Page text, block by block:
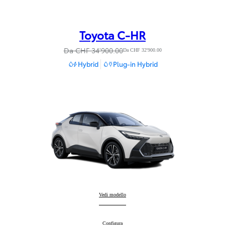
Toyota C-HR
Da CHF 34'900.00Da CHF 32'900.00
Hybrid Plug-in Hybrid
Toyota C-HR
Vedi modello
Toyota C-HR
Configura